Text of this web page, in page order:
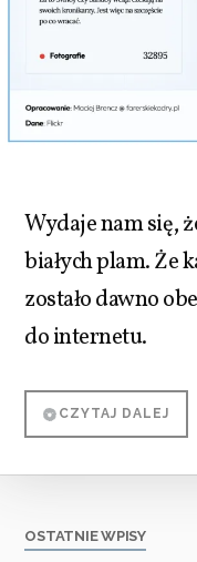
Wydaje nam się,
białych plam. Że
zostało dawno
do internetu.
CZYTAJ DALEJ
OSTATNIE WPISY